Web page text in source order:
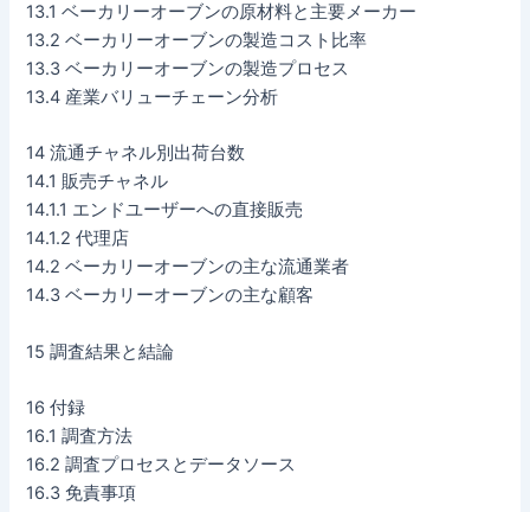
13.1 ベーカリーオーブンの原材料と主要メーカー
13.2 ベーカリーオーブンの製造コスト比率
13.3 ベーカリーオーブンの製造プロセス
13.4 産業バリューチェーン分析
14 流通チャネル別出荷台数
14.1 販売チャネル
14.1.1 エンドユーザーへの直接販売
14.1.2 代理店
14.2 ベーカリーオーブンの主な流通業者
14.3 ベーカリーオーブンの主な顧客
15 調査結果と結論
16 付録
16.1 調査方法
16.2 調査プロセスとデータソース
16.3 免責事項